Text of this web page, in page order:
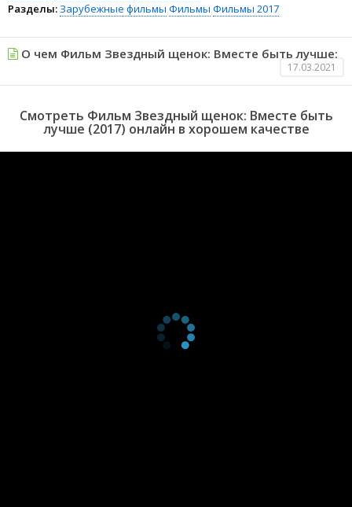
Разделы: Зарубежные фильмы Фильмы Фильмы 2017
О чем Фильм Звездный щенок: Вместе быть лучше:
17.03.2021
Смотреть Фильм Звездный щенок: Вместе быть
лучше (2017) онлайн в хорошем качестве